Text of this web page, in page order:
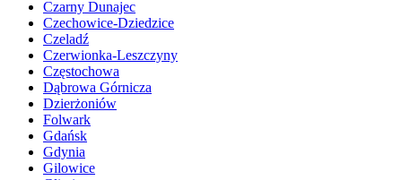
Czarny Dunajec
Czechowice-Dziedzice
Czeladź
Czerwionka-Leszczyny
Częstochowa
Dąbrowa Górnicza
Dzierżoniów
Folwark
Gdańsk
Gdynia
Gilowice